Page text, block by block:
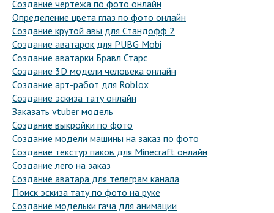
Создание чертежа по фото онлайн
Определение цвета глаз по фото онлайн
Создание крутой авы для Стандофф 2
Создание аватарок для PUBG Mobi
Создание аватарки Бравл Старс
Создание 3D модели человека онлайн
Создание арт-работ для Roblox
Создание эскиза тату онлайн
Заказать vtuber модель
Создание выкройки по фото
Создание модели машины на заказ по фото
Создание текстур паков для Minecraft онлайн
Создание лего на заказ
Создание аватара для телеграм канала
Поиск эскиза тату по фото на руке
Создание модельки гача для анимации